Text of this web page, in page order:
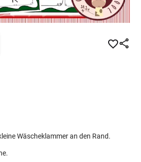
Wäscheklammer an den Rand.